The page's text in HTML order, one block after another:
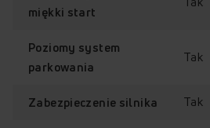
miękki start
Poziomy system
parkowania
Tak
Zabezpieczenie silnika Tak